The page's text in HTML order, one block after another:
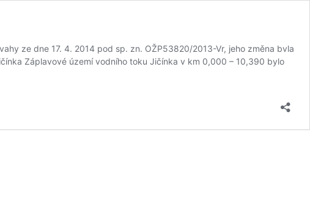
ze dne 17. 4. 2014 pod sp. zn. OŽP53820/2013-Vr, jeho změna bvla
Záplavové území vodního toku Jičínka v km 0,000 – 10,390 bylo